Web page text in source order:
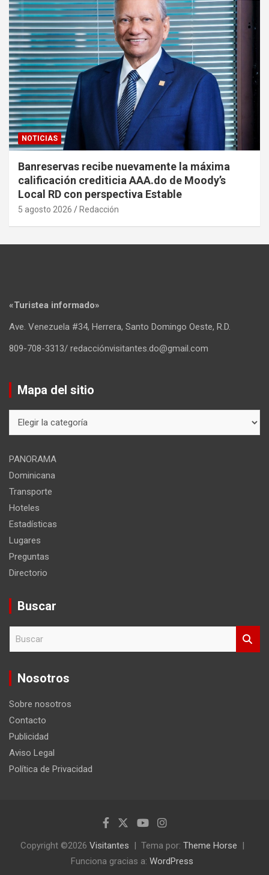
NOTICIAS
Banreservas recibe nuevamente la máxima
calificación crediticia AAA.do de Moody’s
Local RD con perspectiva Estable
5 agosto 2026 Redacción
«Turistea informado»
Ave. Venezuela #34, Herrera, Santo Domingo Oeste, R.D.
809-708-3313/ redacciónvisitantes.do@gmail.com
Mapa del sitio
del
PANORAMA
Dominicana
Transporte
Hoteles
Estadísticas
Lugares
Preguntas
Directorio
Buscar
c
Nosotros
Sobre nosotros
Contacto
Publicidad
Aviso Legal
Política de Privacidad
Copyright ©2026 Visitantes Tema por: Theme Horse
Funciona gracias a: WordPress